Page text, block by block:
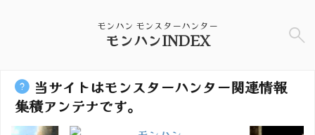
モンハン モンスターハンター
モンハンINDEX
当サイトはモンスターハンター関連情報
集積アンテナです。